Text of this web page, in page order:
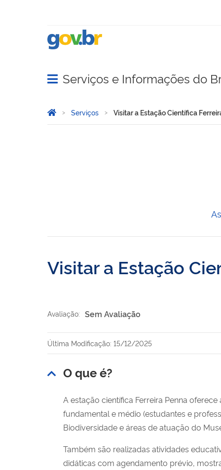
Abrir menu principal de navegação
Serviços e Informações do
Você está aqui:
Página Inicial
Serviços Visitar a Estação Científica
Visitar a Estação
Avaliação: Sem Avaliação
Última Modificação: 15/12/2025
O que é?
A estação científica Ferreira Penna
fundamental e médio (estudantes e
Biodiversidade e áreas de atuação do
Também são realizadas atividades
didáticas com agendamento prévio,